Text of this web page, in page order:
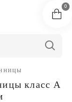
0
класс А